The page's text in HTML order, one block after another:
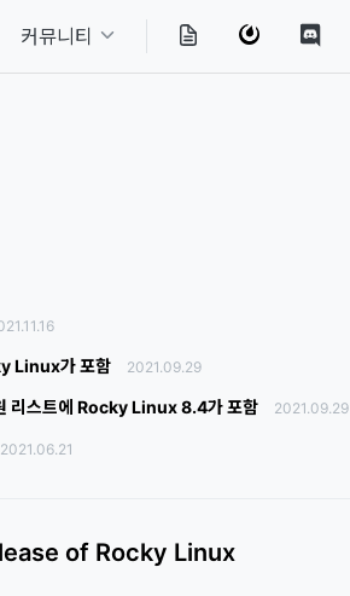
커뮤니티
Linux가 포함 2021.09.29
스트에 Rocky Linux 8.4가 포함 2021.09.29
2021.06.21
of Rocky Linux